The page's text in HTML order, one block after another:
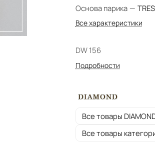
Основа парика —
Все характеристики
DW 156
Подробности
Все товары
Все товары